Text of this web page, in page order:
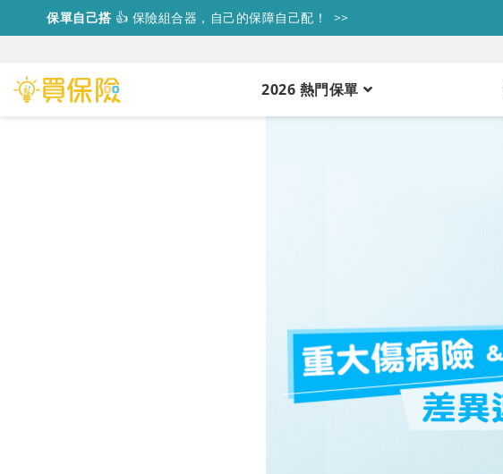
保單自己搭 👍 保險組合器，自己的保障自己配！ >>
2026 熱門保單